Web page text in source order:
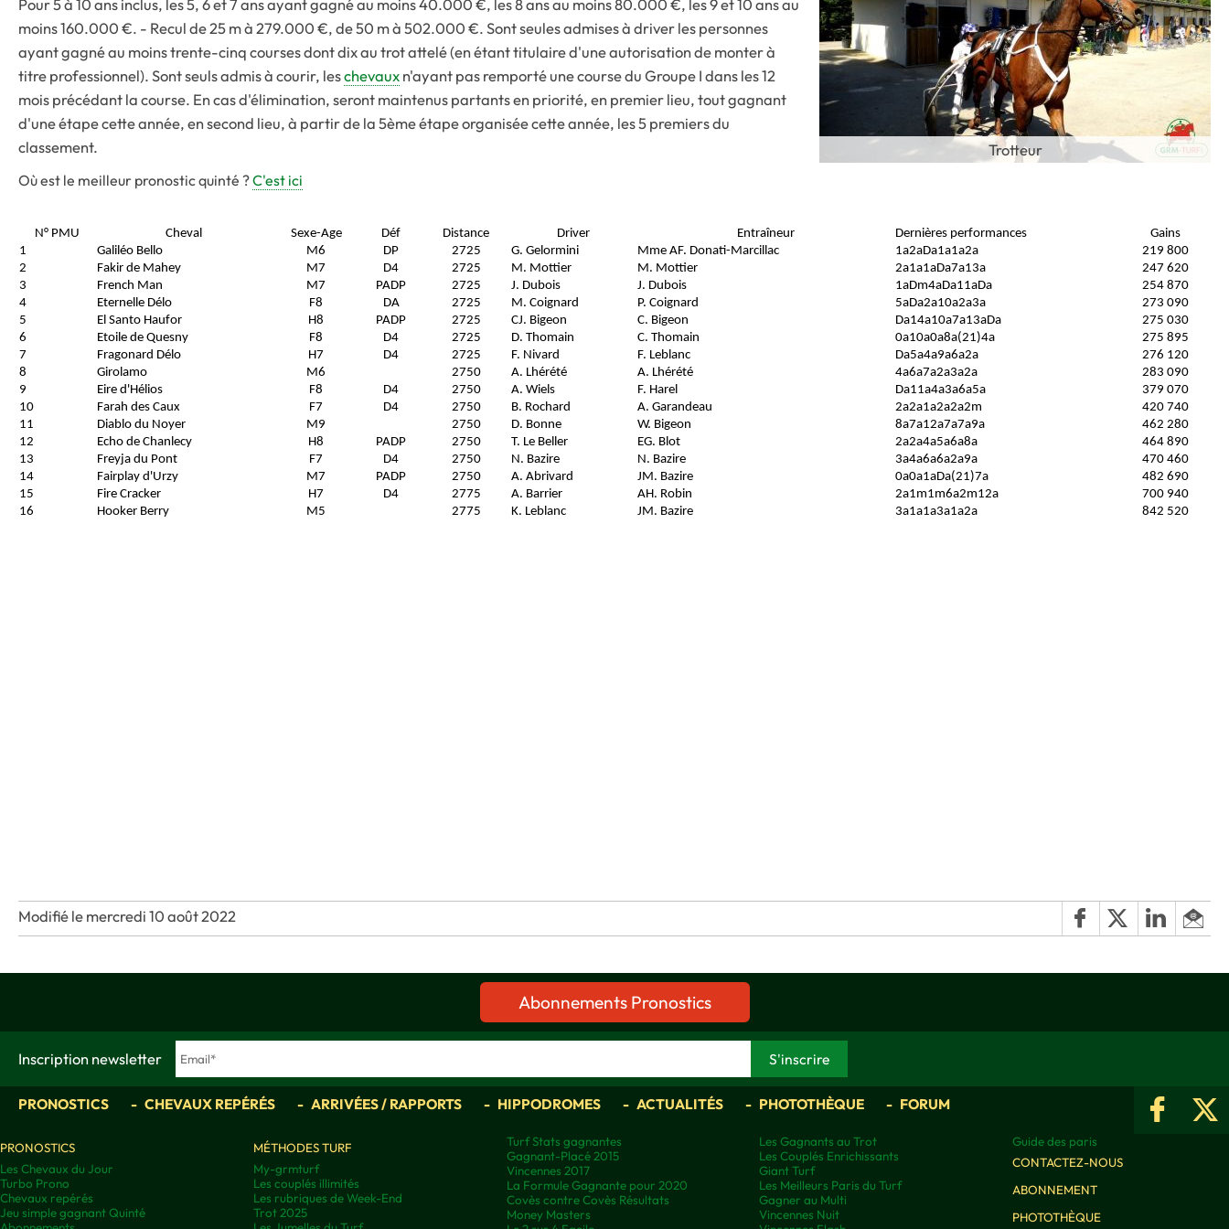
Trotteur
moins 160.000 €. - Recul de 25 m à 279.000 €, de 50 m à 502.000 €. Sont seules admises à driver les personnes
ayant gagné au moins trente-cinq courses dont dix au trot attelé (en étant titulaire d'une autorisation de monter à
titre professionnel). Sont seuls admis à courir, leschevauxn'ayant pas remporté une course du Groupe I dans les 12
mois précédant la course. En cas d'élimination, seront maintenus partants en priorité, en premier lieu, tout gagnant
d'une étape cette année, en second lieu, à partir de la 5ème étape organisée cette année, les 5 premiers du
classement.
Où est le meilleur pronostic quinté ?C'est ici
N° PMU Cheval Sexe-Age Déf Distance Driver Entraîneur Dernières performances
Gains
1
Galiléo Bello M6 DP 2725 G. Gelormini Mme AF. Donati-Marcillac 1a2aDa1a1a2a
219 800
2
Fakir de Mahey M7 D4 2725 M. Mottier M. Mottier 2a1a1aDa7a13a
247 620
3
French Man M7 PADP 2725 J. Dubois J. Dubois 1aDm4aDa11aDa
254 870
4
Eternelle Délo F8 DA 2725 M. Coignard P. Coignard 5aDa2a10a2a3a
273 090
5
El Santo Haufor H8 PADP 2725 CJ. Bigeon C. Bigeon Da14a10a7a13aDa
275 030
6
Etoile de Quesny F8 D4 2725 D. Thomain C. Thomain 0a10a0a8a(21)4a
275 895
7
Fragonard Délo H7 D4 2725 F. Nivard F. Leblanc Da5a4a9a6a2a
276 120
8
Girolamo M6 2750 A. Lhérété A. Lhérété 4a6a7a2a3a2a
283 090
9
Eire d'Hélios F8 D4 2750 A. Wiels F. Harel Da11a4a3a6a5a
379 070
10
Farah des Caux F7 D4 2750 B. Rochard A. Garandeau 2a2a1a2a2a2m
420 740
11
Diablo du Noyer M9 2750 D. Bonne W. Bigeon 8a7a12a7a7a9a
462 280
12
Echo de Chanlecy H8 PADP 2750 T. Le Beller EG. Blot 2a2a4a5a6a8a
464 890
13
Freyja du Pont F7 D4 2750 N. Bazire N. Bazire 3a4a6a6a2a9a
470 460
14
Fairplay d'Urzy M7 PADP 2750 A. Abrivard JM. Bazire 0a0a1aDa(21)7a
482 690
15
Fire Cracker H7 D4 2775 A. Barrier AH. Robin 2a1m1m6a2m12a
700 940
16
Hooker Berry M5 2775 K. Leblanc JM. Bazire 3a1a1a3a1a2a 842 520
Modifié le mercredi 10 août 2022
Abonnements Pronostics
Inscription newsletter
PRONOSTICS CHEVAUX REPÉRÉS ARRIVÉES / RAPPORTS HIPPODROMES ACTUALITÉS PHOTOTHÈQUE FORUM
PRONOSTICS
Les Chevaux du Jour
Turbo Prono
Chevaux repérés
Jeu simple gagnant Quinté
MÉTHODES TURF
My-grmturf
Les couplés illimités
Les rubriques de Week-End
Trot 2025
Turf Stats gagnantes
Gagnant-Placé 2015
Vincennes 2017
La Formule Gagnante pour 2020
Covès contre Covès Résultats
Money Masters
Les Gagnants au Trot
Les Couplés Enrichissants
Giant Turf
Les Meilleurs Paris du Turf
Gagner au Multi
Vincennes Nuit
Guide des paris
CONTACTEZ-NOUS
ABONNEMENT
PHOTOTHÈQUE